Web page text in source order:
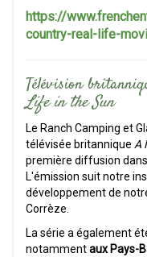
https://
country-real-life-
Télévision
Life in the Sun
Le Ranch Camping et
télévisée britannique A
première diffusion dans
L'émission suit notre
développement de
Corrèze.
La série a également
notammentaux Pays-